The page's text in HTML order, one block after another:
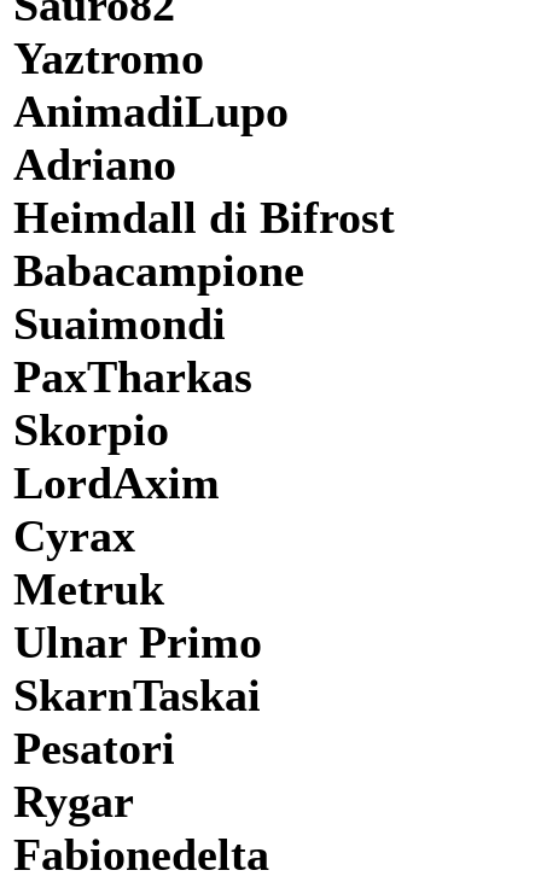
Yaztromo
AnimadiLupo
Adriano
Heimdall di Bifrost
Babacampione
Suaimondi
PaxTharkas
Skorpio
LordAxim
Cyrax
Metruk
Ulnar Primo
SkarnTaskai
Pesatori
Rygar
Fabionedelta